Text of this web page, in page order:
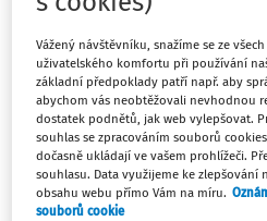
jsme si týden plný zábavy
nejsou zcela jistě u konce.
Říkaly si krabice, že překrásné
Děti si je oblíbily a krásně je
Krabicový zámek, krabicový
Vážený návštěvníku, snažíme se ze
uživatelského komfortu při používání
základní předpoklady patří např. aby
abychom vás neobtěžovali nevhodnou
dostatek podnětů, jak web vylepšovat.
souhlas se zpracováním souborů
dočasně ukládají ve vašem prohlížeči.
souhlasu. Data využijeme ke zlepšování
obsahu webu přímo Vám na míru.
souborů cookie